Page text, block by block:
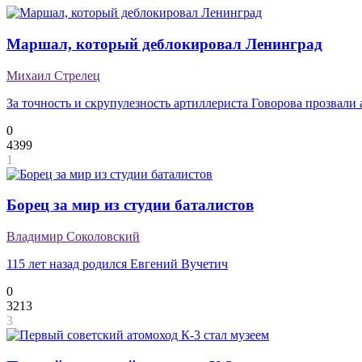
Маршал, который деблокировал Ленинград
Михаил Стрелец
За точность и скрупулезность артиллериста Говорова прозвали
0
4399
1
Борец за мир из студии баталистов
Владимир Соколовский
115 лет назад родился Евгений Вучетич
0
3213
3